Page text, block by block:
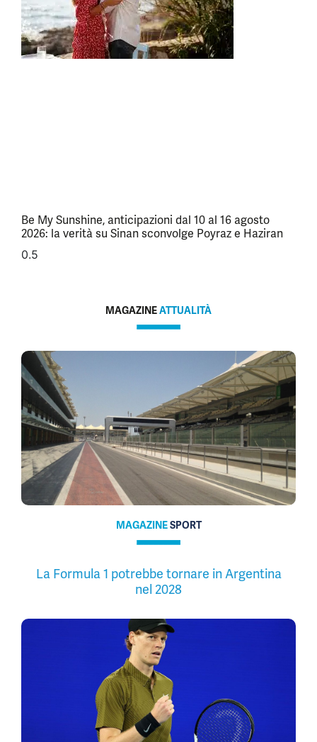
Be My Sunshine, anticipazioni dal 10 al 16 agosto
2026: la verità su Sinan sconvolge Poyraz e Haziran
MAGAZINEATTUALITÀ
MAGAZINESPORT
La Formula 1 potrebbe tornare in Argentina
nel 2028